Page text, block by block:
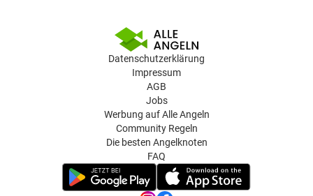
Datenschutzerklärung
Impressum
AGB
Jobs
Werbung auf Alle Angeln
Community Regeln
Die besten Angelknoten
FAQ